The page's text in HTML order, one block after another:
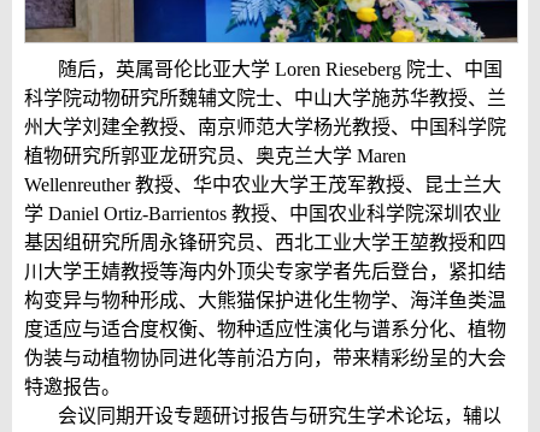
随后，英属哥伦比亚大学 Loren Rieseberg 院士、中国
科学院动物研究所魏辅文院士、中山大学施苏华教授、兰
州大学刘建全教授、南京师范大学杨光教授、中国科学院
植物研究所郭亚龙研究员、奥克兰大学 Maren
Wellenreuther 教授、华中农业大学王茂军教授、昆士兰大
学 Daniel Ortiz-Barrientos 教授、中国农业科学院深圳农业
基因组研究所周永锋研究员、西北工业大学王堃教授和四
川大学王婧教授等海内外顶尖专家学者先后登台，紧扣结
构变异与物种形成、大熊猫保护进化生物学、海洋鱼类温
度适应与适合度权衡、物种适应性演化与谱系分化、植物
伪装与动植物协同进化等前沿方向，带来精彩纷呈的大会
特邀报告。
会议同期开设专题研讨报告与研究生学术论坛，辅以